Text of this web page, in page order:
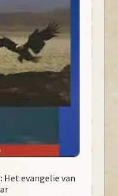
Het evangelie van